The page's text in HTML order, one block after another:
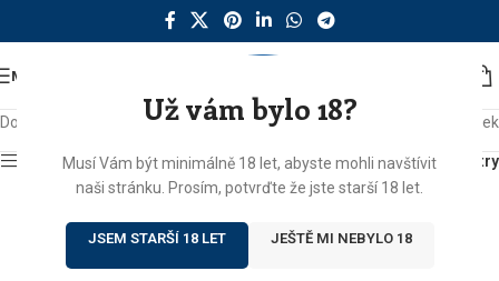
Už vám bylo 18?
Musí Vám být minimálně 18 let, abyste mohli navštívit
naši stránku. Prosím, potvrďte že jste starší 18 let.
JSEM STARŠÍ 18 LET JEŠTĚ MI NEBYLO 18
MENU
Domů Produkty se štítkem „carattere“ Zobrazen jediný výsledek
Zobrazit sidebar Filtry